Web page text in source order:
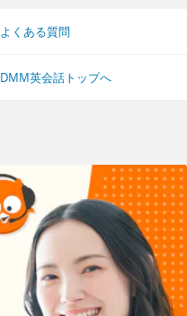
よくある質問
DMM英会話トップへ